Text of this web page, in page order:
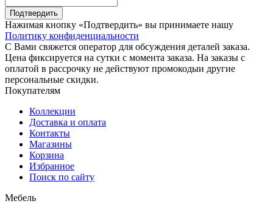
Подтвердить
Нажимая кнопку «Подтвердить» вы принимаете нашу
Политику конфиденциальности
С Вами свяжется оператор для обсуждения деталей заказа.
Цена фиксируется на сутки с момента заказа. На заказы с
оплатой в рассрочку не действуют промокодыи другие
персональные скидки.
Покупателям
Коллекции
Доставка и оплата
Контакты
Магазины
Корзина
Избранное
Поиск по сайту
Мебель